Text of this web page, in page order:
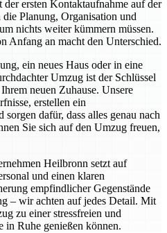
ersten Kontaktaufnahme auf der
Planung, Organisation und
nichts weiter kümmern müssen.
Anfang an macht den Unterschied.
ein neues Haus oder in eine
Umzug ist der Schlüssel
neuen Zuhause. Unsere
erstellen ein
dafür, dass alles genau nach
Sie sich auf den Umzug freuen,
Heilbronn setzt auf
und einen klaren
empfindlicher Gegenstände
– wir achten auf jedes Detail. Mit
zu einer stressfreien und
in Ruhe genießen können.